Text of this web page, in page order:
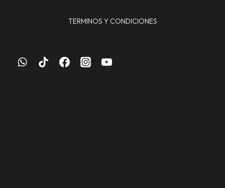
TERMINOS Y CONDICIONES